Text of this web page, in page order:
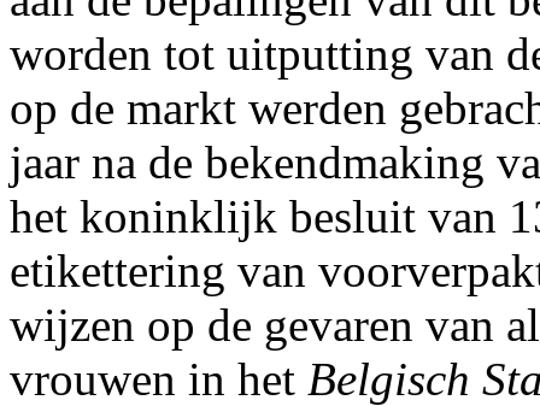
worden tot uitputting van
op de markt werden
jaar na de bekendmaking
het koninklijk besluit van
etikettering van
wijzen op de gevaren van
vrouwen in het Belgisch